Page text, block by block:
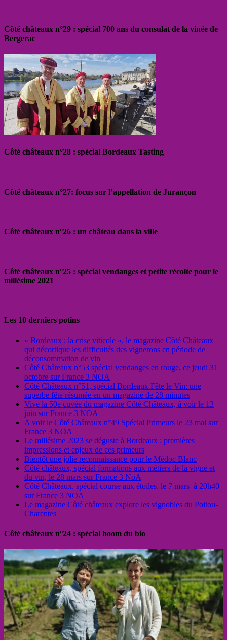
Côté châteaux n°29 : spécial 700 ans du consulat de la vinée de
Bergerac
Côté châteaux n°28 : spécial Bordeaux Tasting
Côté châteaux n°27: focus sur l’appellation de Jurançon
Côté châteaux n°26 : un château dans la ville
Côté châteaux n°25 : spécial vendanges et petite récolte pour le
millésime 2021
Les 10 derniers potins
« Bordeaux : la crise viticole », le magazine Côté Châteaux
qui décortique les difficultés des vignerons en période de
déconsommation de vin
Côté Châteaux n°53 spécial vendanges en rouge, ce jeudi 31
octobre sur France 3 NOA
Côté Châteaux n°51, spécial Bordeaux Fête le Vin: une
superbe fête résumée en un magazine de 28 minutes
Vive la 50e cuvée du magazine Côté Châteaux, à voir le 13
juin sur France 3 NOA
A voir le Côté Châteaux n°49 Spécial Primeurs le 23 mai sur
France 3 NOA
Le millésime 2023 se déguste à Bordeaux : premières
impressions et enjeux de ces primeurs
Bientôt une jolie reconnaissance pour le Médoc Blanc
Côté châteaux, spécial formations aux métiers de la vigne et
du vin, le 28 mars sur France 3 NoA
Côté Châteaux, spécial course aux étoiles, le 7 mars à 20h40
sur France 3 NOA
Le magazine Côté châteaux explore les vignobles du Poitou-
Charentes
Côté châteaux n°24 : spécial boom du bio